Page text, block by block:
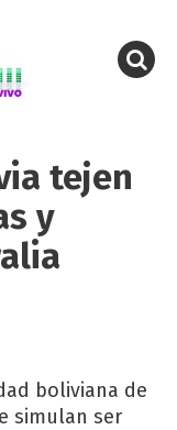
tejen
y
boliviana de
simulan ser